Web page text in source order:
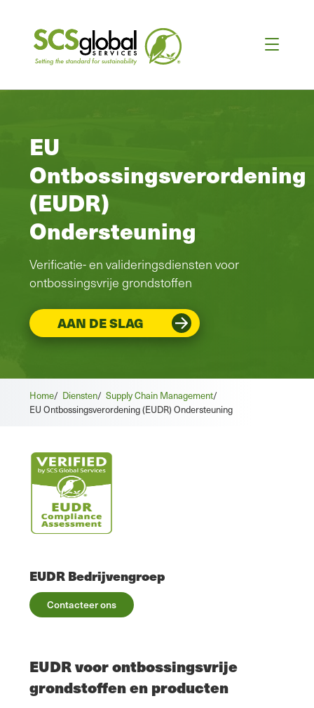
EU
Ontbossingsverordening
(EUDR)
Ondersteuning
Verificatie- en valideringsdiensten voor
ontbossingsvrije grondstoffen
AAN DE SLAG
Home/ Diensten/ Supply Chain Management/
EU Ontbossingsverordening (EUDR) Ondersteuning
EUDR Bedrijvengroep
Contacteer ons
EUDR voor ontbossingsvrije
grondstoffen en producten